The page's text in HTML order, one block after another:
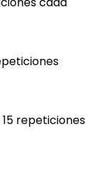
repeticiones